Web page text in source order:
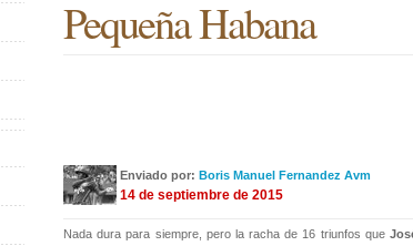
Pequeña Habana
Enviado por: Boris Manuel Fernandez Avm
14 de septiembre de 2015
Nada dura para siempre, pero la racha de 16 triunfos que